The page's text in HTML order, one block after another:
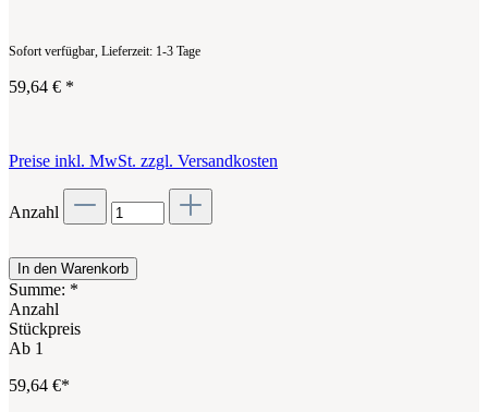
Sofort verfügbar, Lieferzeit: 1-3 Tage
59,64 € *
Preise inkl. MwSt. zzgl. Versandkosten
Anzahl
In den Warenkorb
Summe: *
Anzahl
Stückpreis
Ab 1
59,64 €*